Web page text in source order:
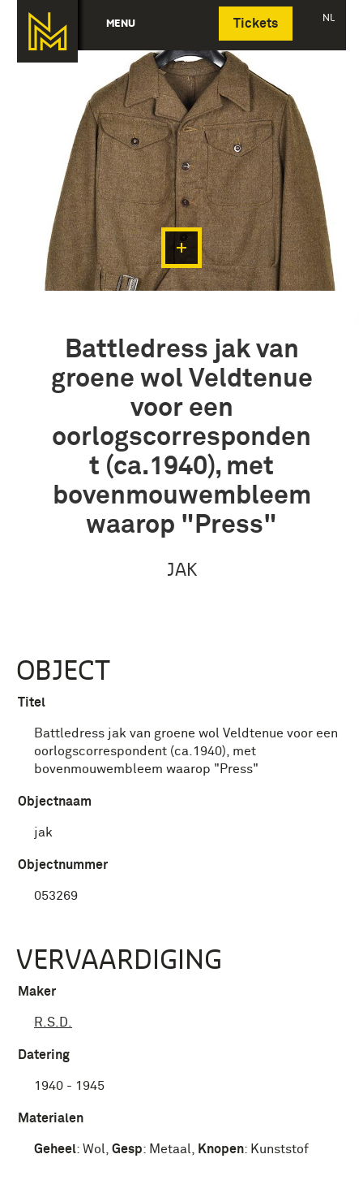
MENU Tickets NL
Deutsch
Battledress jak van
groene wol Veldtenue
voor een
oorlogscorresponden
t (ca.1940), met
bovenmouwembleem
waarop "Press"
JAK
OBJECT
Titel
Battledress jak van groene wol Veldtenue voor een
oorlogscorrespondent (ca.1940), met
bovenmouwembleem waarop "Press"
Objectnaam
jak
Objectnummer
053269
VERVAARDIGING
Maker
R.S.D.
Datering
1940 - 1945
Materialen
Geheel: Wol Gesp: Metaal Knopen: Kunststof